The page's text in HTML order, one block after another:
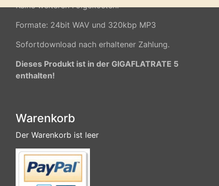
Keine weiteren Folgekosten!
Formate: 24bit WAV und 320kbp MP3
Sofortdownload nach erhaltener Zahlung.
Dieses Produkt ist in der GIGAFLATRATE 5
enthalten!
Warenkorb
Der Warenkorb ist leer